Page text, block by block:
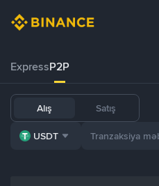
ExpressP2P
Alış Satış
USDT